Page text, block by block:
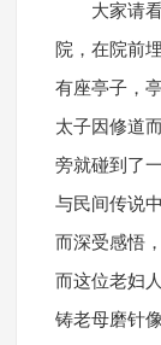
大家请
院，在院前
有座亭子，
太子因修道
旁就碰到了
与民间传说
而深受感悟
而这位老妇
铸老母磨针